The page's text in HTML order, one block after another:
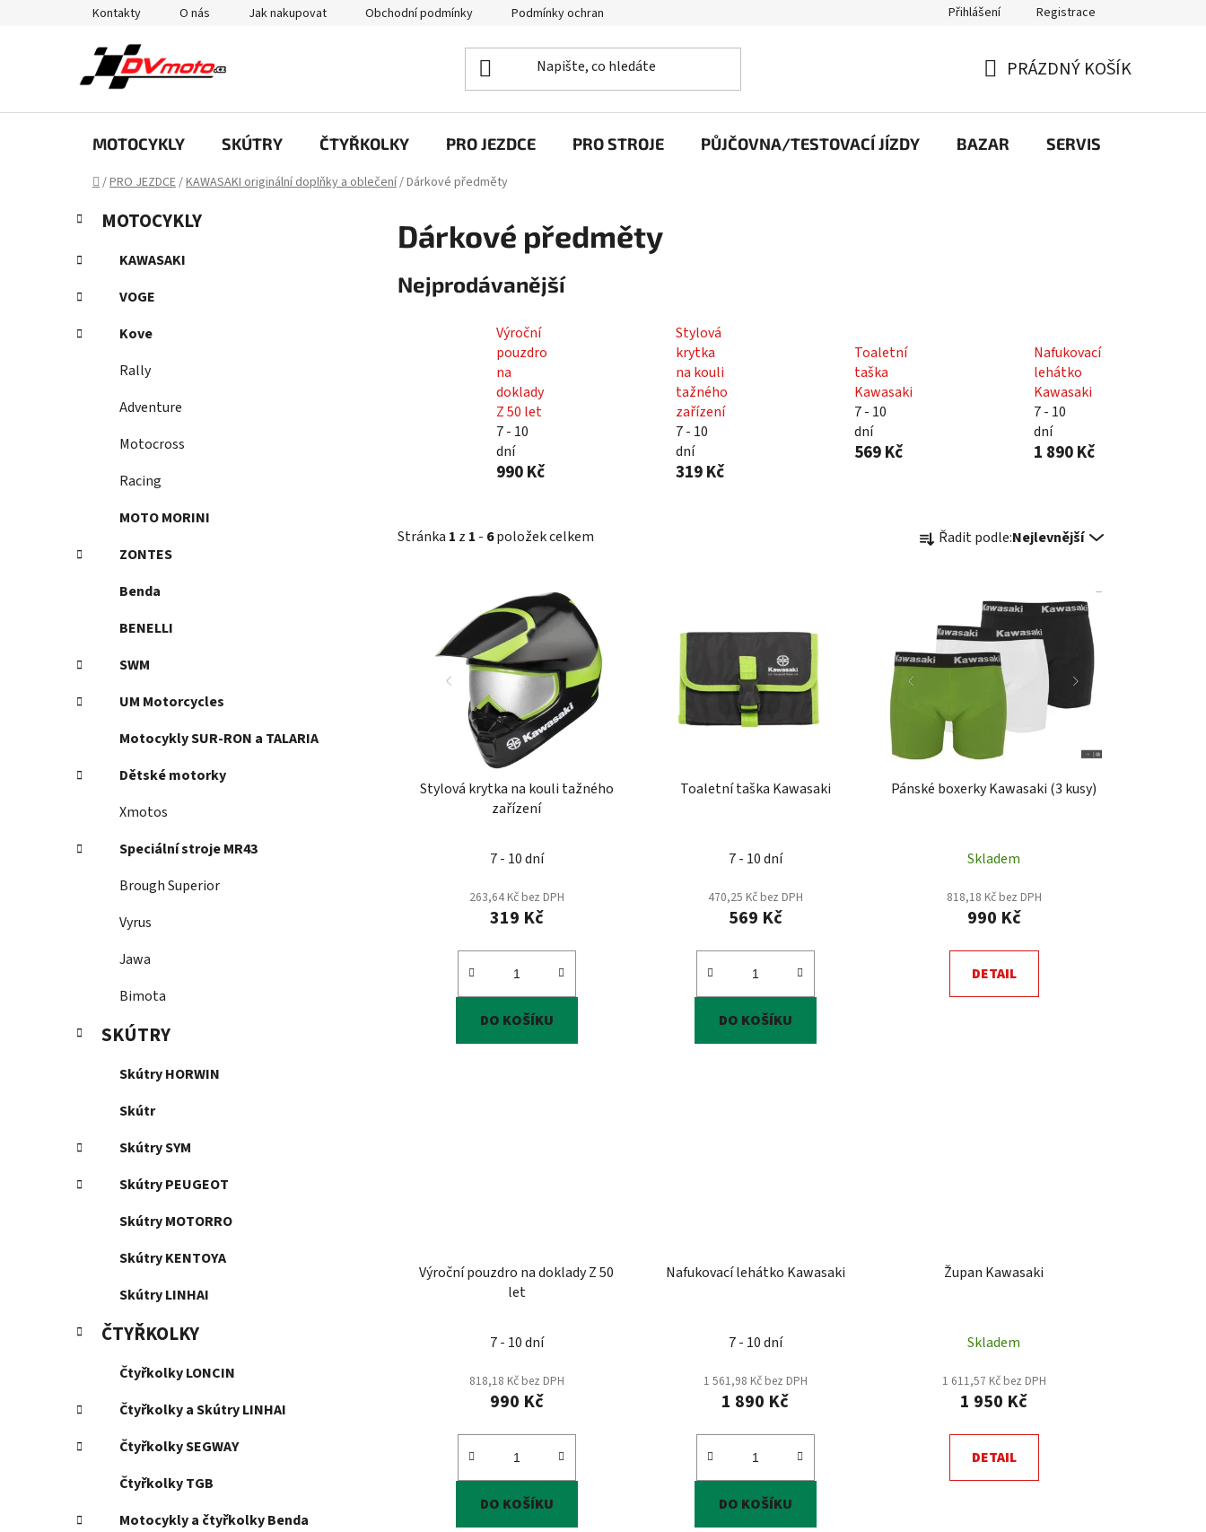
Kontakty O nás Jak nakupovat Obchodní podmínky Podmínky ochrany osobních údajů Přihlášení Registrace
KOŠÍK
PRÁZDNÝ KOŠÍK
MOTOCYKLY SKÚTRY ČTYŘKOLKY PRO JEZDCE PRO STROJE PŮJČOVNA/TESTOVACÍ JÍZDY BAZAR SERVIS
Domů
/PRO JEZDCE/KAWASAKI originální doplňky a oblečení/Dárkové předměty
P
s
r
a
Přeskočit
kategorie
K
a
e
g
o
r
MOTOCYKLY
KAWASAKI
VOGE
Kove
Rally
Adventure
Motocross
Racing
MOTO MORINI
ZONTES
Benda
BENELLI
SWM
UM Motorcycles
Motocykly SUR-RON a TALARIA
Dětské motorky
Xmotos
Speciální stroje MR43
Brough Superior
Vyrus
Jawa
Bimota
SKÚTRY
Skútry HORWIN
Skútr
Skútry SYM
Skútry PEUGEOT
Skútry MOTORRO
Skútry KENTOYA
Skútry LINHAI
ČTYŘKOLKY
Čtyřkolky LONCIN
Čtyřkolky a Skútry LINHAI
Čtyřkolky SEGWAY
Čtyřkolky TGB
Motocykly a čtyřkolky Benda
Dárkové předměty
Nejprodávanější
Výroční
pouzdro
na
doklady
Z 50 let
7 - 10
dní
990 Kč
Stylová
krytka
na kouli
tažného
zařízení
7 - 10
dní
319 Kč
Toaletní
taška
Kawasaki
7 - 10
dní
569 Kč
Nafukovací
lehátko
Kawasaki
7 - 10
dní
1 890 Kč
Stránka 1 z 1 - 6položek celkem
a
p
u
k
Řadit podle:Nejlevnější
Stylová krytka na kouli tažného
zařízení
7 - 10 dní
263,64 Kč bez DPH
319 Kč
DO KOŠÍKU
Toaletní taška Kawasaki
7 - 10 dní
470,25 Kč bez DPH
569 Kč
DO KOŠÍKU
Pánské boxerky Kawasaki (3 kusy)
Skladem
818,18 Kč bez DPH
990 Kč
DETAIL
Výroční pouzdro na doklady Z 50
let
7 - 10 dní
818,18 Kč bez DPH
990 Kč
DO KOŠÍKU
Nafukovací lehátko Kawasaki
7 - 10 dní
1 561,98 Kč bez DPH
1 890 Kč
DO KOŠÍKU
Župan Kawasaki
Skladem
1 611,57 Kč bez DPH
1 950 Kč
DETAIL